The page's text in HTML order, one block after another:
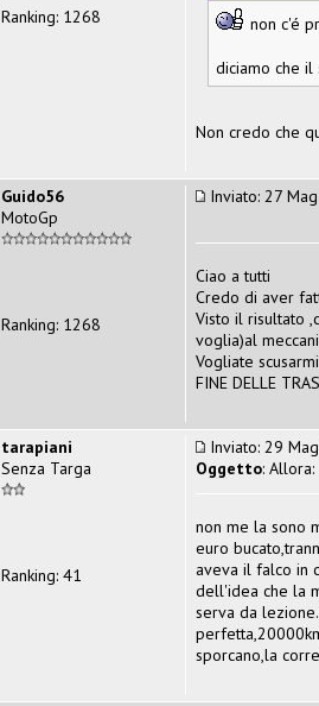
non c'é
diciamo che
Non credo che
Ranking: 1268
Inviato: 27
Ciao a tutti
Credo di aver
Visto il risultato
voglia)al
Vogliate
FINE DELLE
Guido56
MotoGp
Ranking: 1268
Inviato: 29
Oggetto: Allora:
non me la sono
euro
aveva il falco in
dell'idea che la
serva da
sporcano,la
tarapiani
Senza Targa
Ranking: 41